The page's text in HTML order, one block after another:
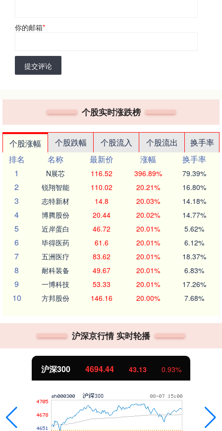
你的邮箱*
提交评论
个股实时涨跌榜
个股涨幅 个股跌幅 个股流入 个股流出
换手率
排名
名称 最新价 涨幅
换手率
1
N展芯 116.52 396.89% 79.39%
2 锐翔智能 110.02 20.21% 16.80%
3 志特新材 14.8 20.03% 14.18%
4 博腾股份 20.44 20.02% 14.77%
5 近岸蛋白 46.72 20.01% 5.62%
6 毕得医药 61.6 20.01% 6.12%
7 五洲医疗 83.62 20.01% 18.37%
8 耐科装备 49.67 20.01% 6.83%
9 一博科技 53.33 20.01% 17.26%
10 方邦股份 146.16 20.00% 7.68%
沪深京行情 实时轮播
沪深300 4694.44 43.13 0.93%